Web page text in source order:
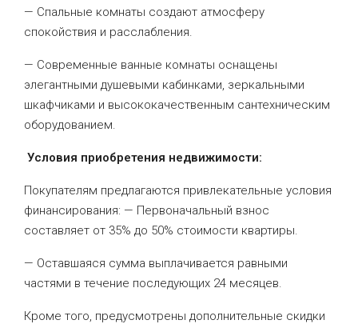
— Спальные комнаты создают атмосферу
спокойствия и расслабления.
— Современные ванные комнаты оснащены
элегантными душевыми кабинками, зеркальными
шкафчиками и высококачественным сантехническим
оборудованием.
Условия приобретения недвижимости:
Покупателям предлагаются привлекательные условия
финансирования: — Первоначальный взнос
составляет от 35% до 50% стоимости квартиры.
— Оставшаяся сумма выплачивается равными
частями в течение последующих 24 месяцев.
Кроме того, предусмотрены дополнительные скидки